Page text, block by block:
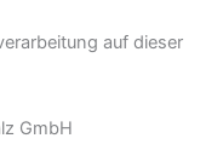
auf dieser
GmbH